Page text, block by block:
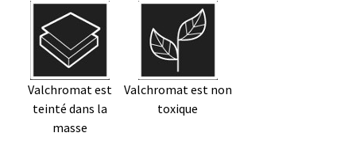
Valchromat est
teinté dans la
masse
Valchromat est non
toxique